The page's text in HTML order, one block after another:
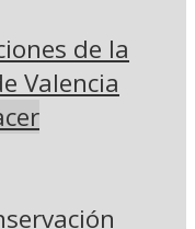
de la
Valencia